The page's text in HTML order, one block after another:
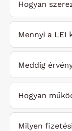
Hogyan
Mennyi a LEI
Meddig
Hogyan
Milyen